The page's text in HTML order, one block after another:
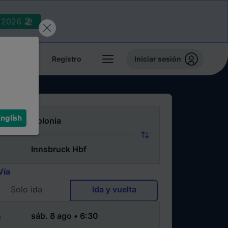
2026 🏖️
Registro Iniciar sesión
Solo ida
Ida y vuelta